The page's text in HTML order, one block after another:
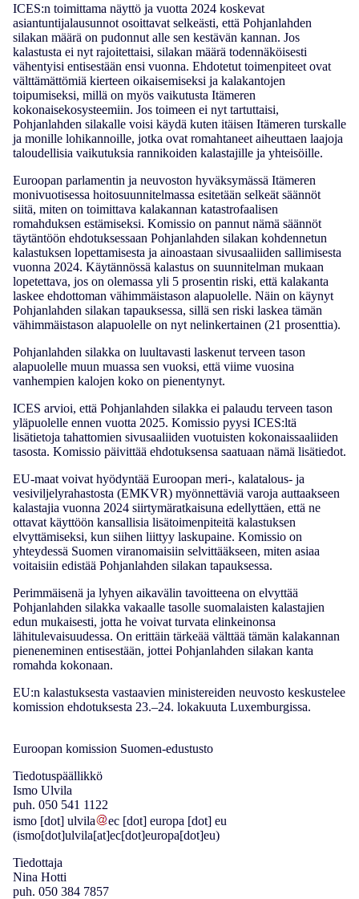
ICES:n toimittama näyttö ja vuotta 2024 koskevat
asiantuntijalausunnot osoittavat selkeästi, että Pohjanlahden
silakan määrä on pudonnut alle sen kestävän kannan. Jos
kalastusta ei nyt rajoitettaisi, silakan määrä todennäköisesti
vähentyisi entisestään ensi vuonna. Ehdotetut toimenpiteet ovat
välttämättömiä kierteen oikaisemiseksi ja kalakantojen
toipumiseksi, millä on myös vaikutusta Itämeren
kokonaisekosysteemiin. Jos toimeen ei nyt tartuttaisi,
Pohjanlahden silakalle voisi käydä kuten itäisen Itämeren turskalle
ja monille lohikannoille, jotka ovat romahtaneet aiheuttaen laajoja
taloudellisia vaikutuksia rannikoiden kalastajille ja yhteisöille.
Euroopan parlamentin ja neuvoston hyväksymässä Itämeren
monivuotisessa hoitosuunnitelmassa esitetään selkeät säännöt
siitä, miten on toimittava kalakannan katastrofaalisen
romahduksen estämiseksi. Komissio on pannut nämä säännöt
täytäntöön ehdotuksessaan Pohjanlahden silakan kohdennetun
kalastuksen lopettamisesta ja ainoastaan sivusaaliiden sallimisesta
vuonna 2024. Käytännössä kalastus on suunnitelman mukaan
lopetettava, jos on olemassa yli 5 prosentin riski, että kalakanta
laskee ehdottoman vähimmäistason alapuolelle. Näin on käynyt
Pohjanlahden silakan tapauksessa, sillä sen riski laskea tämän
vähimmäistason alapuolelle on nyt nelinkertainen (21 prosenttia).
Pohjanlahden silakka on luultavasti laskenut terveen tason
alapuolelle muun muassa sen vuoksi, että viime vuosina
vanhempien kalojen koko on pienentynyt.
ICES arvioi, että Pohjanlahden silakka ei palaudu terveen tason
yläpuolelle ennen vuotta 2025. Komissio pyysi ICES:ltä
lisätietoja tahattomien sivusaaliiden vuotuisten kokonaissaaliiden
tasosta. Komissio päivittää ehdotuksensa saatuaan nämä lisätiedot.
EU-maat voivat hyödyntää Euroopan meri-, kalatalous- ja
vesiviljelyrahastosta (EMKVR) myönnettäviä varoja auttaakseen
kalastajia vuonna 2024 siirtymäratkaisuna edellyttäen, että ne
ottavat käyttöön kansallisia lisätoimenpiteitä kalastuksen
elvyttämiseksi, kun siihen liittyy laskupaine. Komissio on
yhteydessä Suomen viranomaisiin selvittääkseen, miten asiaa
voitaisiin edistää Pohjanlahden silakan tapauksessa.
Perimmäisenä ja lyhyen aikavälin tavoitteena on elvyttää
Pohjanlahden silakka vakaalle tasolle suomalaisten kalastajien
edun mukaisesti, jotta he voivat turvata elinkeinonsa
lähitulevaisuudessa. On erittäin tärkeää välttää tämän kalakannan
pieneneminen entisestään, jottei Pohjanlahden silakan kanta
romahda kokonaan.
EU:n kalastuksesta vastaavien ministereiden neuvosto keskustelee
komission ehdotuksesta 23.–24. lokakuuta Luxemburgissa.
Euroopan komission Suomen-edustusto
Tiedotuspäällikkö
Ismo Ulvila
puh. 050 541 1122
ismo [dot] ulvila ec [dot] europa [dot] eu
(ismo[dot]ulvila[at]ec[dot]europa[dot]eu)
Tiedottaja
Nina Hotti
puh. 050 384 7857